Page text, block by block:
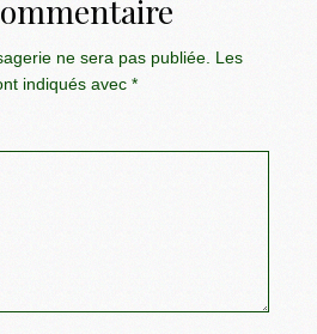
ne sera pas publiée. Les
indiqués avec*